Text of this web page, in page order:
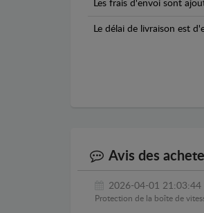
Les frais d'envoi sont
Le délai de livraison est
Avis des
2026-04-01 21:03:44
Protection de la boîte de